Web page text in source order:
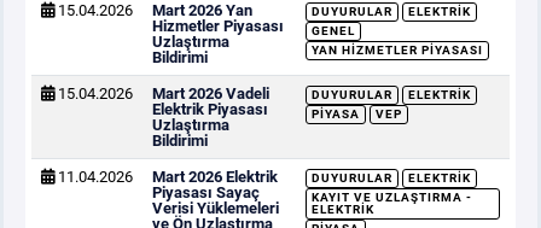
15.04.2026
Mart 2026 Yan
Hizmetler Piyasası
Uzlaştırma
Bildirimi
DUYURULAR
ELEKTRIK
GENEL
YAN HIZMETLER PIYASASI
15.04.2026
Mart 2026 Vadeli
Elektrik Piyasası
Uzlaştırma
Bildirimi
DUYURULAR
ELEKTRIK
PIYASA
VEP
11.04.2026
Mart 2026 Elektrik
Piyasası Sayaç
Verisi Yüklemeleri
ve Ön Uzlaştırma
DUYURULAR
ELEKTRIK
KAYIT VE UZLAŞTIRMA -
ELEKTRIK